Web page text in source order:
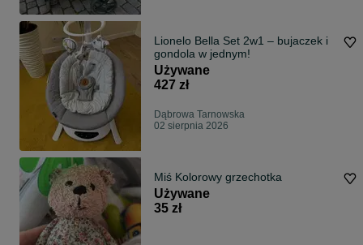
Lionelo Bella Set 2w1 – bujaczek i
gondola w jednym!
Używane
427 zł
Dąbrowa Tarnowska
02 sierpnia 2026
Miś Kolorowy grzechotka
Używane
35 zł